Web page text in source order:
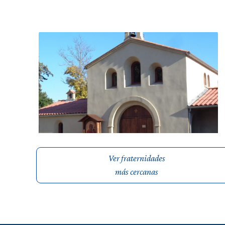
Ver fraternidades
más cercanas